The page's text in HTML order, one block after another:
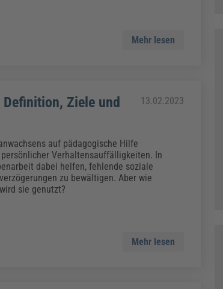
Mehr lesen
Ziele und
13.02.2023
auf pädagogische Hilfe
Verhaltensauffälligkeiten. In
dabei helfen, fehlende soziale
zu bewältigen. Aber wie
sie genutzt?
Mehr lesen